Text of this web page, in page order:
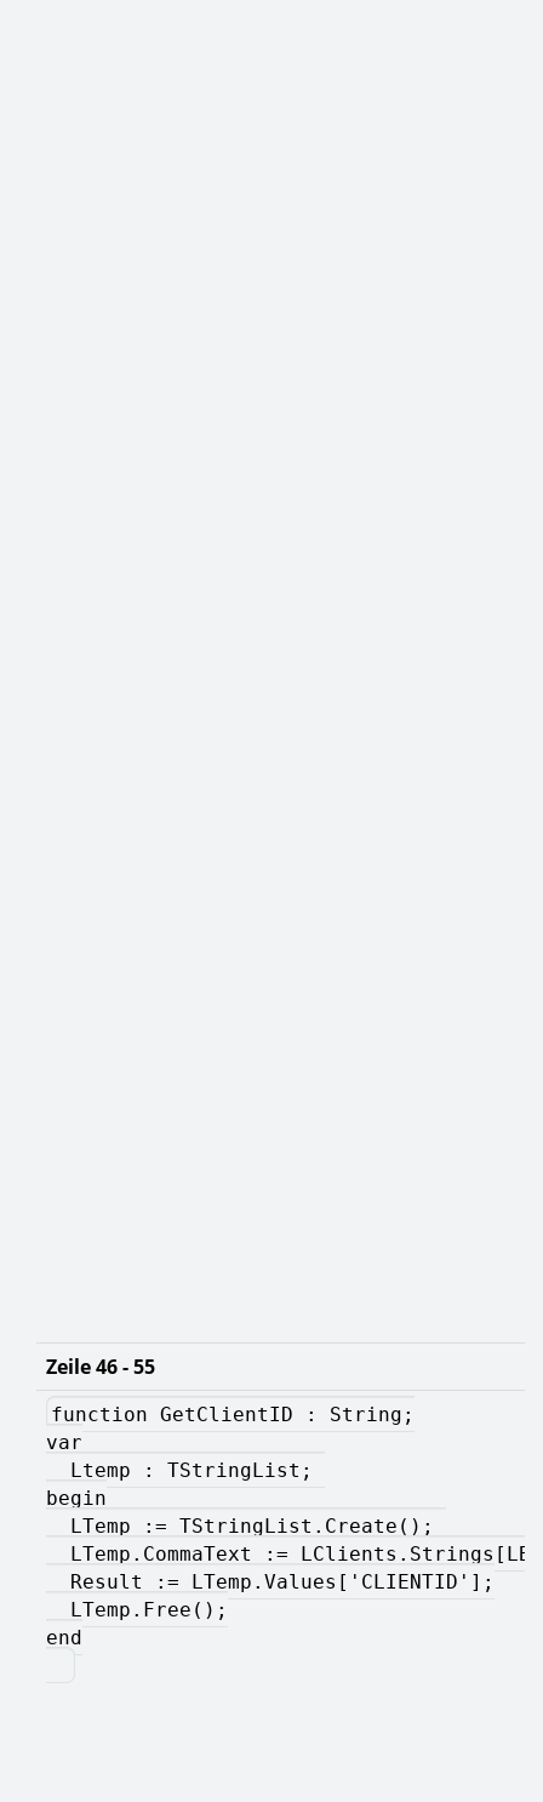
Zeile 46 - 55
function GetClientID : String;
var
Ltemp : TStringList;
begin
LTemp := TStringList.Create();
LTemp.CommaText :=
Result := LTemp.Values['CLIENTID'];
LTemp.Free();
end